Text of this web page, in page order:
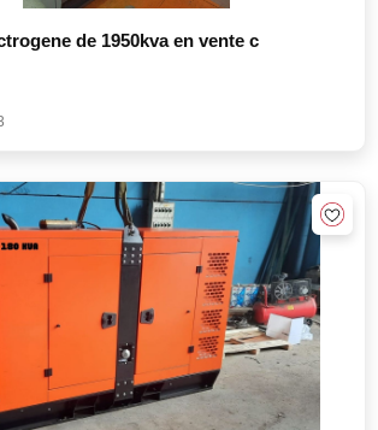
de 1950kva en vente c